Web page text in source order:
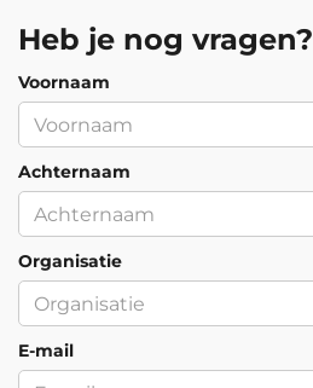
Heb je nog vragen?
Voornaam
Achternaam
Organisatie
E-mail